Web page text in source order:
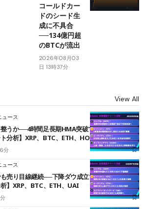
コールドカー
ドのシード生
成に不具合
──134億円超
のBTCが流出
2026年08月03
日 13時37分
View All
ュース
うか──4時間足長期HMA突破で雲下端を目指す
分析】XRP、BTC、ETH、HOME
分
ュース
売り目線継続──下降ダウ成立で下値追う展開
】XRP、BTC、ETH、UAI